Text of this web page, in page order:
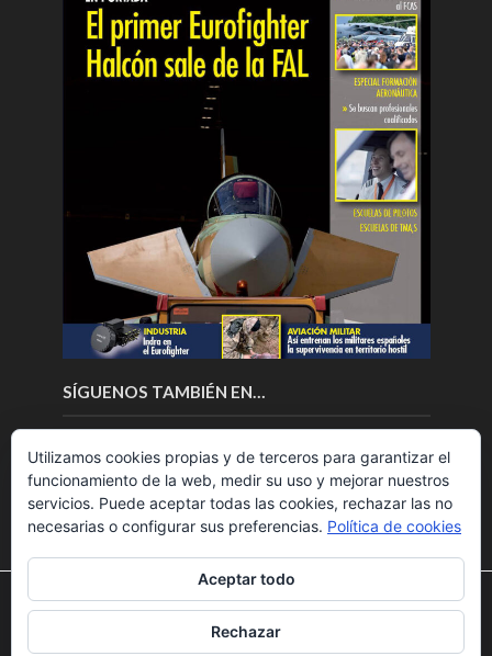
SÍGUENOS TAMBIÉN EN…
Copyright © 2018.Fly News.Noticias aerospacial
Utilizamos cookies para ofrecerte la mejor experiencia en
nuestra web.
Puedes aprender más sobre qué cookies utilizamos o
Utilizamos cookies propias y de terceros para garantizar el
funcionamiento de la web, medir su uso y mejorar nuestros
servicios. Puede aceptar todas las cookies, rechazar las no
necesarias o configurar sus preferencias. Política de cookies
Aceptar todo
Rechazar